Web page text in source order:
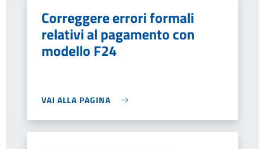
Correggere errori formali
relativi al pagamento con
modello F24
VAI ALLA PAGINA